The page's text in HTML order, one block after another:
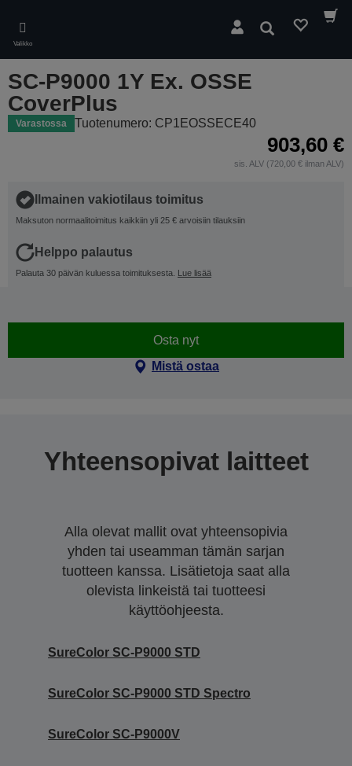
main
content
Valikko
Hae
SC-P9000 1Y Ex. OSSE
CoverPlus
Varastossa Tuotenumero: CP1EOSSECE40
903,60 €
sis. ALV (720,00 € ilman ALV)
Ilmainen vakiotilaus toimitus
Maksuton normaalitoimitus kaikkiin yli 25 € arvoisiin tilauksiin
Helppo palautus
Palauta 30 päivän kuluessa toimituksesta. Lue lisää
Osta nyt
Mistä ostaa
Yhteensopivat laitteet
Alla olevat mallit ovat yhteensopivia
yhden tai useamman tämän sarjan
tuotteen kanssa. Lisätietoja saat alla
olevista linkeistä tai tuotteesi
käyttöohjeesta.
SureColor SC-P9000 STD
SureColor SC-P9000 STD Spectro
SureColor SC-P9000V